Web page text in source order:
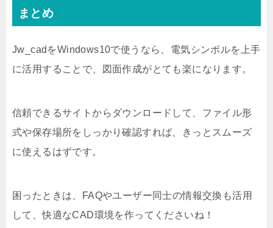
まとめ
Jw_cadをWindows10で使うなら、電気シンボルを上手
に活用することで、図面作成がとても楽になります。
信頼できるサイトからダウンロードして、ファイル形
式や保存場所をしっかり確認すれば、きっとスムーズ
に使えるはずです。
困ったときは、FAQやユーザー同士の情報交換も活用
して、快適なCAD環境を作ってくださいね！